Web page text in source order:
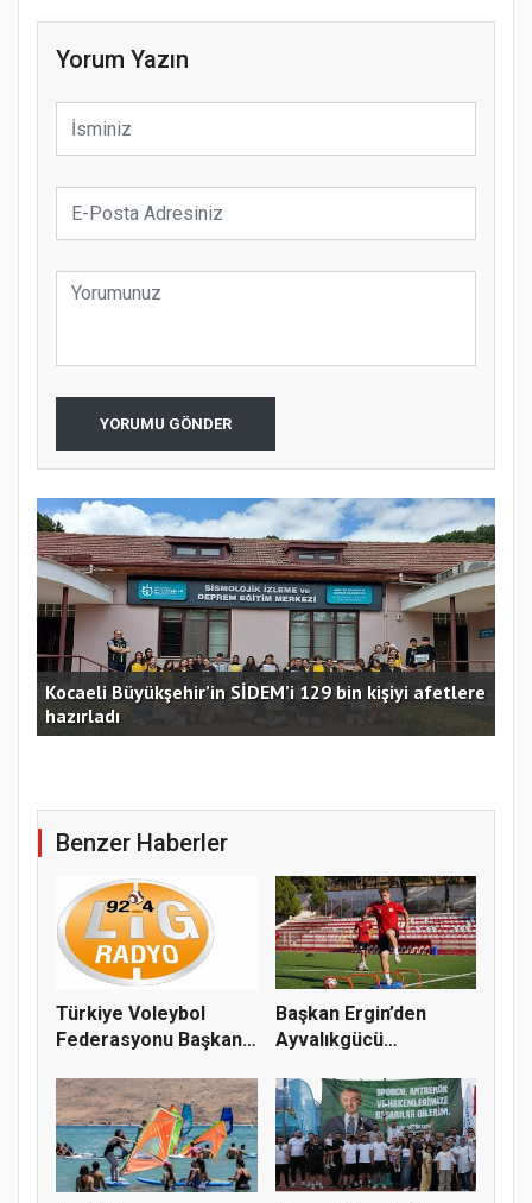
Yorum Yazın
YORUMU GÖNDER
Kocaeli Büyükşehir’in SİDEM’i 129 bin kişiyi afetlere
hazırladı
Benzer Haberler
Türkiye Voleybol
Federasyonu Başkanı
Başkan Ergin’den
Ayvalıkgücü